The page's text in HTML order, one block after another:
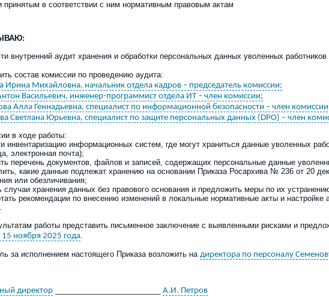
принятым в соответствии с ним нормативным правовым актам
внутренний аудит хранения и обработки персональных данных уволенных работников
состав комиссии по проведению аудита:
Ирина Михайловна, начальник отдела кадров – председатель комиссии;
Васильевич, инженер-программист отдела ИТ – член комиссии;
Алла Геннадьевна, специалист по информационной безопасности – член
Светлана Юрьевна, специалист по защите персональных данных (DPO) – член
в ходе работы:
инвентаризацию информационных систем, где могут храниться данные уволенных
электронная почта);
перечень документов, файлов и записей, содержащих персональные данные
какие данные подлежат хранению на основании Приказа Росархива № 236 от 20
или обезличивания;
случаи хранения данных без правового основания и предложить меры по их
рекомендации по внесению изменений в локальные нормативные акты и настройке
работы представить письменное заключение с выявленными рисками и
15 ноября 2025 года
за исполнением настоящего Приказа возложить на директора по персоналу
директор А.И. Петров